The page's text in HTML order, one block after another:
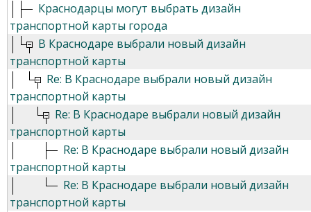
Краснодарцы могут выбрать дизайн
транспортной карты города
В Краснодаре выбрали новый дизайн
транспортной карты
Re: В Краснодаре выбрали новый дизайн
транспортной карты
Re: В Краснодаре выбрали новый дизайн
транспортной карты
Re: В Краснодаре выбрали новый дизайн
транспортной карты
Re: В Краснодаре выбрали новый дизайн
транспортной карты